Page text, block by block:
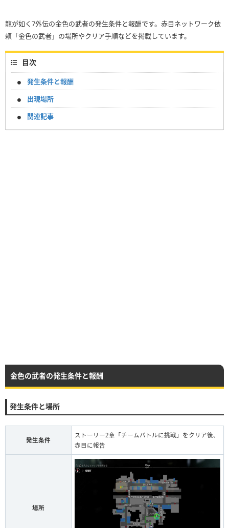
龍が如く7外伝の金色の武者の発生条件と報酬です。赤目ネットワーク依
頼「金色の武者」の場所やクリア手順などを掲載しています。
目次
発生条件と報酬
出現場所
関連記事
金色の武者の発生条件と報酬
発生条件と場所
発生条件
ストーリー2章「チームバトルに挑戦」をクリア後、
赤目に報告
場所